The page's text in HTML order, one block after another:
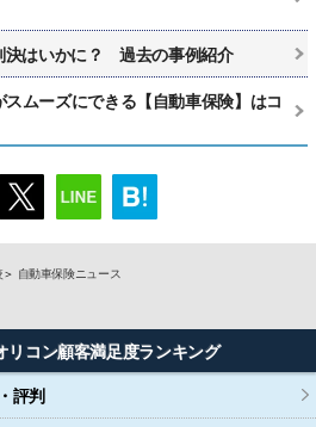
決はいかに？ 過去の事例紹介
ムーズにできる【自動車保険】はコ
自動車保険ニュース
リコン顧客満足度ランキング
評判